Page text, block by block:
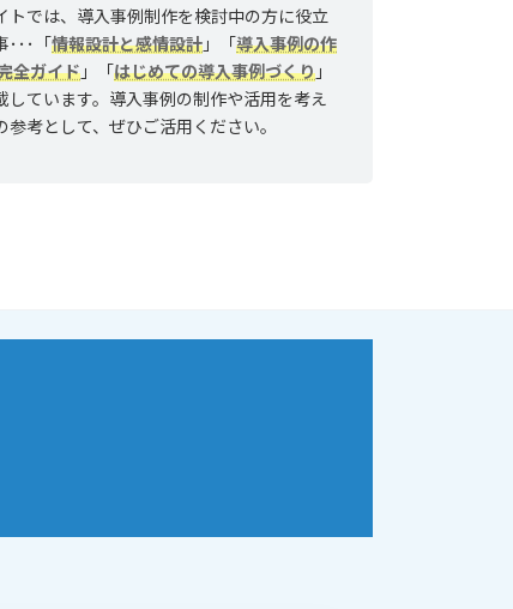
トでは、導入事例制作を検討中の方に役立
･･･「情報設計と感情設計 」「導入事例の作
全ガイド 」「はじめての導入事例づくり 」
しています。導入事例の制作や活用を考え
参考として、ぜひご活用ください。